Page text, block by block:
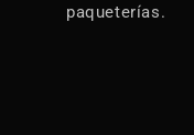
paqueterías.